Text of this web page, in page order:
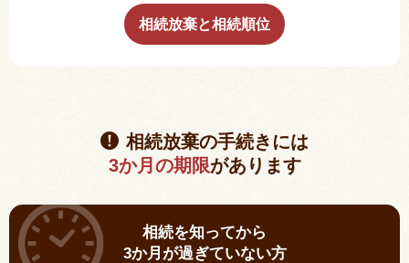
相続放棄と相続順位
相続放棄の手続きには
3か月の期限があります
相続を知ってから
3か月が過ぎていない方